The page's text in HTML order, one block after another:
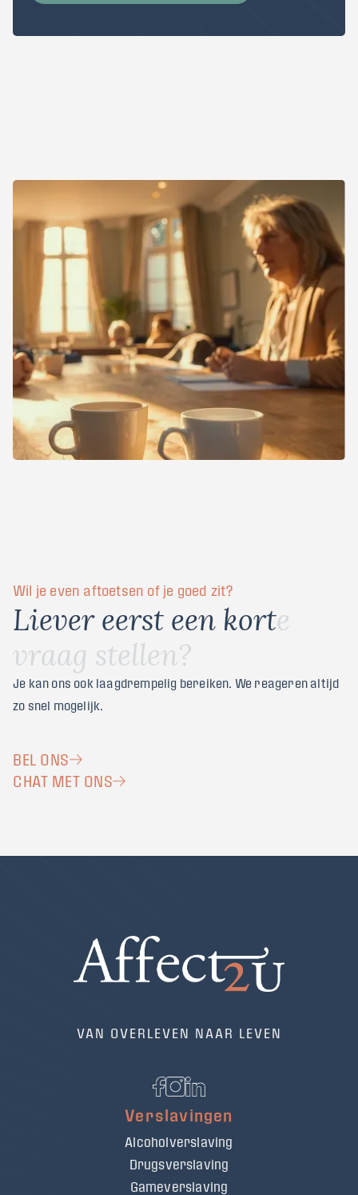
Wil je even aftoetsen of je goed zit?
Liever eerst een korte
vraag stellen?
Je kan ons ook laagdrempelig bereiken. We reageren altijd
zo snel mogelijk.
BEL ONS
CHAT MET ONS
VAN OVERLEVEN NAAR LEVEN
Verslavingen
Alcoholverslaving
Drugsverslaving
Gameverslaving